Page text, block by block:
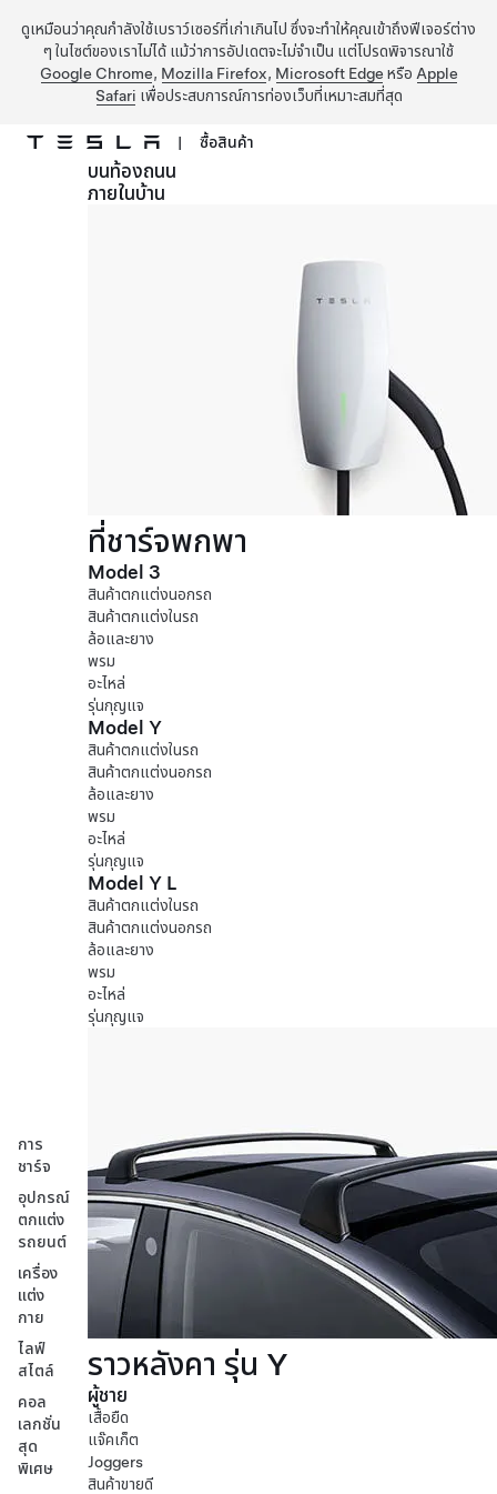
ดูเหมือนว่าคุณกำลังใช้เบราว์เซอร์ที่เก่าเกินไป ซึ่งจะทำให้คุณเข้าถึงฟีเจอร์ต่าง
ๆ ในไซต์ของเราไม่ได้ แม้ว่าการอัปเดตจะไม่จำเป็น แต่โปรดพิจารณาใช้
Google Chrome, Mozilla Firefox, Microsoft Edge หรือ Apple
Safari เพื่อประสบการณ์การท่องเว็บที่เหมาะสมที่สุด
ข้ามไปที่เนื้อหาหลัก
| ซื้อสินค้า
การ
ชาร์จ
อุปกรณ์
ตกแต่ง
รถยนต์
เครื่อง
แต่ง
กาย
ไลฟ์
สไตล์
คอล
เลกชั่น
สุด
พิเศษ
บนท้องถนน
ภายในบ้าน
ที่ชาร์จพกพา
Model 3
สินค้าตกแต่งนอกรถ
สินค้าตกแต่งในรถ
ล้อและยาง
พรม
อะไหล่
รุ่นกุญแจ
Model Y
สินค้าตกแต่งในรถ
สินค้าตกแต่งนอกรถ
ล้อและยาง
พรม
อะไหล่
รุ่นกุญแจ
Model Y L
สินค้าตกแต่งในรถ
สินค้าตกแต่งนอกรถ
ล้อและยาง
พรม
อะไหล่
รุ่นกุญแจ
ราวหลังคา รุ่น Y
ผู้ชาย
เสื้อยืด
แจ๊คเก็ต
Joggers
สินค้าขายดี